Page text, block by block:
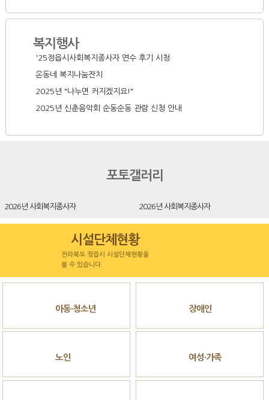
복지행사
'25정읍시사회복지종사자 연수 후기 시청
온동네 복지나눔잔치
2025년 "나누면 커지겠지요!"
2025년 신춘음악회 순동순동 관람 신청 안내
포토갤러리
년 사회복지종사자 2026년 사회복지종사자
시설단체현황
전라북도 정읍시 시설단체현황을
볼 수 있습니다.
아동·청소년 장애인
노인 여성·가족